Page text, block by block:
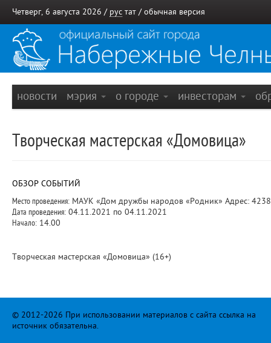
Четверг, 6 августа 2026 / рус тат / обычная версия
новости мэрия о городе инвесторам
Творческая мастерская «Домовица»
ОБЗОР СОБЫТИЙ
Место проведения: МАУК «Дом дружбы народов «Родник» Адрес:
Дата проведения: 04.11.2021 по 04.11.2021
Начало: 14.00
Творческая мастерская «Домовица» (16+)
© 2012-2026 При использовании материалов с сайта ссылка на
источник обязательна.